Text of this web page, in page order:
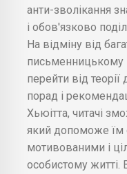
анти-зволікання
і обов'язково
На відміну від
письменницькому
перейти від
порад і
Хьюітта, читачі
який допоможе їм
мотивованими і
особистому житті.